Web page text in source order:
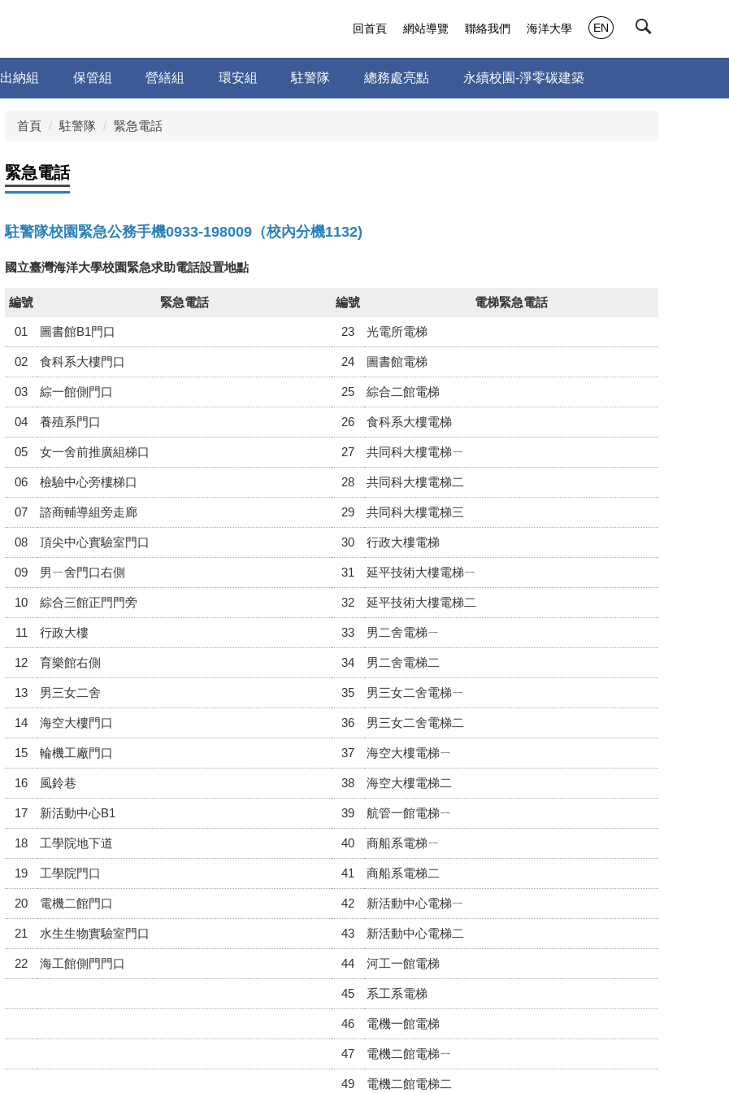
出納組 保管組 營繕組 環安組 駐警隊 總務處亮點 永續校園-淨零碳建築
回首頁 網站導覽 聯絡我們 海洋大學 EN
首頁 駐警隊 緊急電話
緊急電話
駐警隊校園緊急公務手機0933-198009（校內分機1132)
國立臺灣海洋大學校園緊急求助電話設置地點
編號 緊急電話 編號 電梯緊急電話
01 圖書館B1門口 23 光電所電梯
02 食科系大樓門口 24 圖書館電梯
03 綜一館側門口 25 綜合二館電梯
04 養殖系門口 26 食科系大樓電梯
05 女一舍前推廣組梯口 27 共同科大樓電梯ㄧ
06 檢驗中心旁樓梯口 28 共同科大樓電梯二
07 諮商輔導組旁走廊 29 共同科大樓電梯三
08 頂尖中心實驗室門口 30 行政大樓電梯
09 男ㄧ舍門口右側 31 延平技術大樓電梯ㄧ
10 綜合三館正門門旁 32 延平技術大樓電梯二
11 行政大樓 33 男二舍電梯ㄧ
12 育樂館右側 34 男二舍電梯二
13 男三女二舍 35 男三女二舍電梯ㄧ
14 海空大樓門口 36 男三女二舍電梯二
15 輪機工廠門口 37 海空大樓電梯ㄧ
16 風鈴巷 38 海空大樓電梯二
17 新活動中心B1 39 航管一館電梯ㄧ
18 工學院地下道 40 商船系電梯ㄧ
19 工學院門口 41 商船系電梯二
20 電機二館門口 42 新活動中心電梯ㄧ
21 水生生物實驗室門口 43 新活動中心電梯二
22 海工館側門門口 44 河工一館電梯
45 系工系電梯
46 電機一館電梯
47 電機二館電梯ㄧ
49 電機二館電梯二